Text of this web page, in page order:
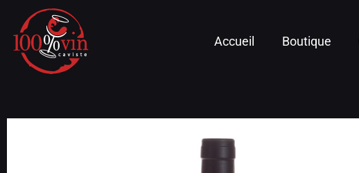
Accueil Boutique